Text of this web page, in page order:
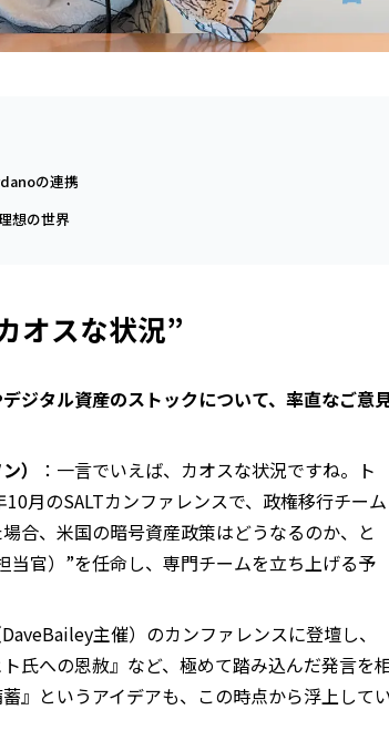
の連携
想の世界
オスな状況”
タル資産のストックについて、率直なご意
）
：一言でいえば、カオスな状況ですね。ト
月のSALTカンファレンスで、政権移行チーム
合、米国の暗号資産政策はどうなるのか、と
官）”を任命し、専門チームを立ち上げる予
主催）のカンファレンスに登壇し、
氏への恩赦』など、極めて踏み込んだ発言を
』というアイデアも、この時点から浮上して